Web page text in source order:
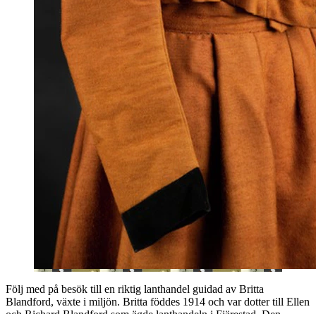
Följ med på besök till en riktig lanthandel guidad av Britta
Blandford, växte i miljön. Britta föddes 1914 och var dotter till Ellen